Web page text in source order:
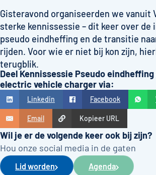
Gisteravond organiseerden we vanuit
sterke kennissessie – dit keer over de
pseudo eindheffing en de transitie
rijden. Voor wie er niet bij kon zijn,
terugblik.
Deel Kennissessie Pseudo
electric vehicle charger via:
Linkedin Facebook
Email Kopieer URL
Wil je er de volgende keer ook bij zijn?
Hou onze social media in de gaten
Lid worden Agenda